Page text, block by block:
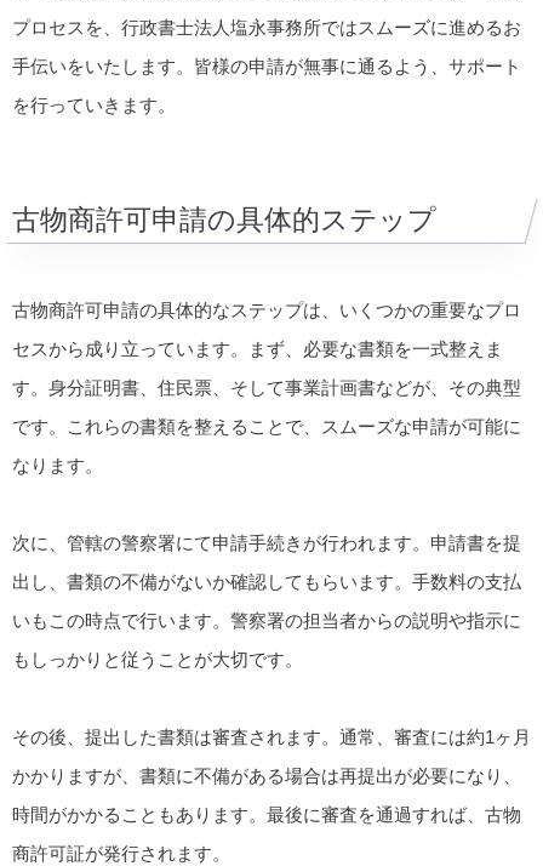
プロセスを、行政書士法人塩永事務所ではスムーズに進めるお
手伝いをいたします。皆様の申請が無事に通るよう、サポート
を行っていきます。
古物商許可申請の具体的ステップ
古物商許可申請の具体的なステップは、いくつかの重要なプロ
セスから成り立っています。まず、必要な書類を一式整えま
す。身分証明書、住民票、そして事業計画書などが、その典型
です。これらの書類を整えることで、スムーズな申請が可能に
なります。
次に、管轄の警察署にて申請手続きが行われます。申請書を提
出し、書類の不備がないか確認してもらいます。手数料の支払
いもこの時点で行います。警察署の担当者からの説明や指示に
もしっかりと従うことが大切です。
その後、提出した書類は審査されます。通常、審査には約1ヶ月
かかりますが、書類に不備がある場合は再提出が必要になり、
時間がかかることもあります。最後に審査を通過すれば、古物
商許可証が発行されます。